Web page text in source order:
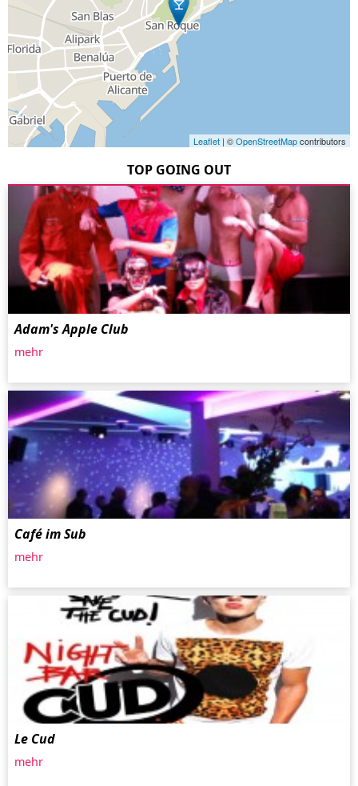
Leaflet | ©OpenStreetMapcontributors
TOP GOING OUT
Adam's Apple Club
mehr
Café im Sub
mehr
Le Cud
mehr